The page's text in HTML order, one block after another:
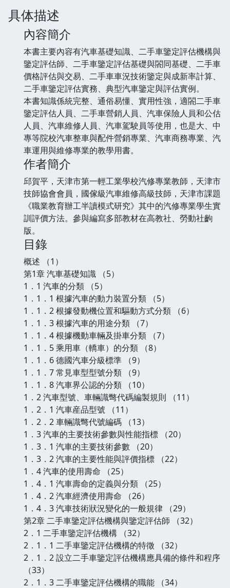
具体描述
內容簡介
本書主要內容有汽車基礎知識、二手車鑒定評估機構與
鑒定評估師、二手車鑒定評估基礎與閤同基礎、二手車
價格評估與交易、二手車車況技術鑒定與成新率計算、
二手車鑒定評估實務、典型汽車鑒定與評估實例。
本書知識係統完整、通俗易懂、實用性強，適閤二手車
鑒定評估人員、二手車營銷人員、汽車保險人員和公估
人員、汽車維修人員、汽車駕駛員等使用，也是大、中
專等院校汽車整車與配件營銷專業、汽車商務專業、汽
車運用與維修專業的教學用書。
作者簡介
邱賀平，天津市第一輕工業學校汽修專業教師，天津市
技師協會會員，國傢級汽車維修高級技師，天津市課題
《職業教育辦工半讀模式研究》其中的汽修專業學生實
訓評價方法。參與編寫多部教材在高教社、勞動社齣
版。
目錄
概述 （1）
第1章 汽車基礎知識 （5）
1．1 汽車的分類 （5）
1．1．1 根據汽車的動力裝置分類 （5）
1．1．2 根據發動機位置和驅動方式分類 （6）
1．1．3 根據汽車的用途分類 （7）
1．1．4 根據機動車輛及掛車分類 （7）
1．1．5 乘用車（轎車）的分類 （8）
1．1．6 德國汽車分級標準 （9）
1．1．7 常見車型型號分類 （9）
1．1．8 汽車界公認的分類 （10）
1．2 汽車型號、車輛識彆代碼編製規則 （11）
1．2．1 汽車産品型號 （11）
1．2．2 車輛識彆代號編碼 （13）
1．3 汽車的主要技術參數與性能指標 （20）
1．3．1 汽車的主要技術參數 （20）
1．3．2 汽車的主要性能與評價指標 （22）
1．4 汽車的使用壽命 （25）
1．4．1 汽車壽命的定義與分類 （25）
1．4．2 汽車經濟使用壽命 （26）
1．4．3 汽車技術狀況變化的一般規律 （29）
第2章 二手車鑒定評估機構與鑒定評估師 （32）
2．1 二手車鑒定評估機構 （32）
2．1．1 二手車鑒定評估機構的特徵 （32）
2．1．2 設立二手車鑒定評估機構應具備的條件和程序
（33）
2．1．3 二手車鑒定評估機構的職能 （34）